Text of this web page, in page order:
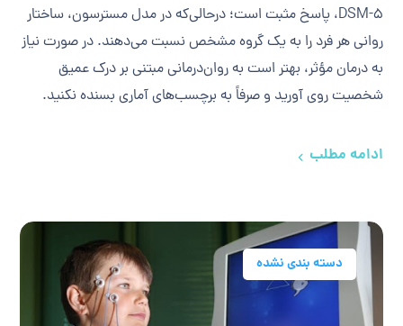
DSM-5، پاسخ مثبت است؛ درحالی‌که در مدل مسترسون، ساختار
روانی هر فرد را به یک گروه مشخص نسبت می‌دهند. در صورت نیاز
به درمان مؤثر، بهتر است به روان‌درمانی مبتنی بر درک عمیق
شخصیت روی آورید و صرفاً به برچسب‌های آماری بسنده نکنید.
ادامه مطلب
دسته بندی نشده